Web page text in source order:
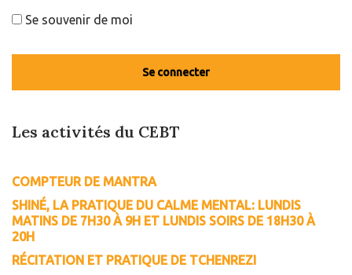
Se souvenir de moi
Les activités du CEBT
COMPTEUR DE MANTRA
SHINÉ, LA PRATIQUE DU CALME MENTAL: LUNDIS
MATINS DE 7H30 À 9H ET LUNDIS SOIRS DE 18H30 À
20H
RÉCITATION ET PRATIQUE DE TCHENREZI